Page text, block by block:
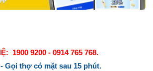
1900 9200 - 0914 765 768.
Gọi thợ có mặt sau 15 phút.